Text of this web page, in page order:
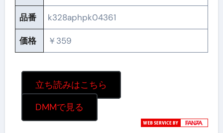
品番 k328aphpk04361
価格 ￥359
立ち読みはこちら
DMMで見る